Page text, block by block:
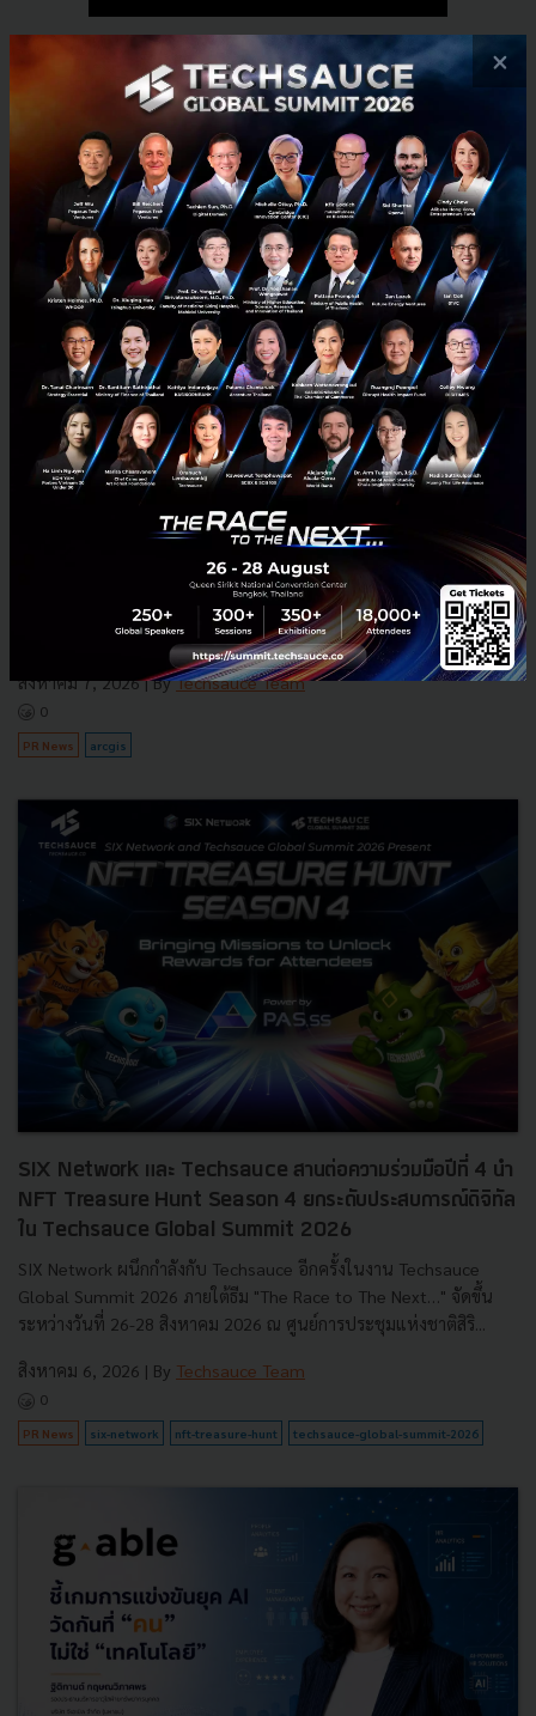
RELATED ARTICLE
กรุงเทพโปรดิ๊วส x Esri ใช้ดาวเทียม ArcGIS ส่องพิกัดแปลงปลูก
กรุงเทพโปรดิ๊วส ผนึก Esri Thailand นำระบบแผนที่อัจฉริยะ 'ArcGIS'
และภาพถ่ายดาวเทียม ตรวจพิกัดแปลงปลูกวัตถุดิบอาหารสัตว์ ยกระดับ
ความโปร่งใส ตอบโจทย์มาตรฐานค้าโลก EUDR พร้อมลดต้นทุนก...
สิงหาคม 7, 2026| ByTechsauce Team
0
PR News arcgis
SIX Network และ Techsauce สานต่อความร่วมมือปีที่ 4 นำ
NFT Treasure Hunt Season 4 ยกระดับประสบการณ์ดิจิทัล
ใน Techsauce Global Summit 2026
SIX Network ผนึกกำลังกับ Techsauce อีกครั้งในงาน Techsauce
Global Summit 2026 ภายใต้ธีม "The Race to The Next…" จัดขึ้น
ระหว่างวันที่ 26-28 สิงหาคม 2026 ณ ศูนย์การประชุมแห่งชาติสิริ...
สิงหาคม 6, 2026 | By Techsauce Team
0
PR News six-network nft-treasure-hunt techsauce-global-summit-2026
×